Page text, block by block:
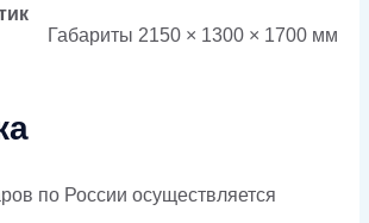
Габариты 2150 × 1300 × 1700 мм
по России осуществляется